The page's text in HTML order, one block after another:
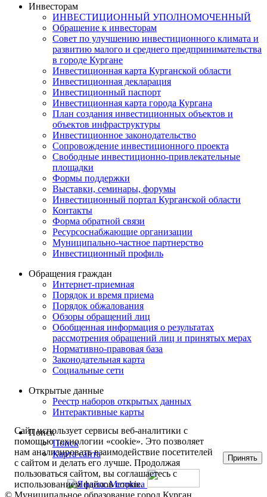
Инвесторам
ИНВЕСТИЦИОННЫЙ УПОЛНОМОЧЕННЫЙ
Обращение к инвесторам
Совет по улучшению инвестиционного климата и
развитию малого и среднего предпринимательства
в городе Кургане
Инвестиционная карта Курганской области
Инвестиционная декларация
Инвестиционный паспорт
Инвестиционная карта города Кургана
План создания инвестиционных объектов и
объектов инфраструктуры
Инвестиционное законодательство
Сопровождение инвестиционного проекта
Свободные инвестиционно-привлекательные
площадки
Формы поддержки
Выставки, семинары, форумы
Инвестиционный портал Курганской области
Контакты
Форма обратной связи
Ресурсоснабжающие организации
Муниципально-частное партнерство
Инвестиционный профиль
Обращения граждан
Интернет-приемная
Порядок и время приема
Порядок обжалования
Обзоры обращений лиц
Обобщенная информация о результатах
рассмотрения обращений лиц и принятых мерах
Нормативно-правовая база
Законодательная карта
Социальные сети
Открытые данные
Реестр наборов открытых данных
Интерактивные карты
Поиск
Поиск
Карта сайта
© Муниципальное образование город Курган
Сайт использует сервисы веб-аналитики с
помощью технологии «cookie». Это позволяет
нам анализировать взаимодействие посетителей
с сайтом и делать его лучше. Продолжая
пользоваться сайтом, вы соглашаетесь с
использованием файлов cookie.
Принять